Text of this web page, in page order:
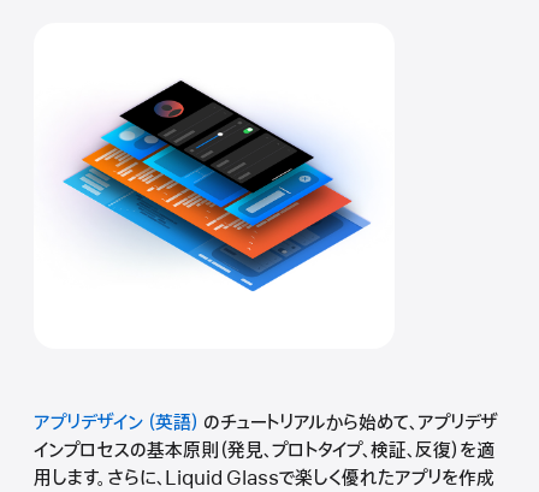
アプリデザイン
のチュートリアルから始めて、アプリデザ
インプロセスの基本原則（発見、プロトタイプ、検証、反復）を適
用します。さらに、Liquid Glassで楽しく優れたアプリを作成